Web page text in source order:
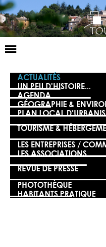
Basculer
LA
NOS
LA VIE
VOS
ACTUALITÉS
UN PEU D'HISTOIRE...
AGENDA
GÉOGRAPHIE &
PLAN LOCAL
TOURISME &
LES ENTREPRISES /
LES ASSOCIATIONS
REVUE DE PRESSE
PHOTOTHÈQUE
HABITANTS PRATIQUE